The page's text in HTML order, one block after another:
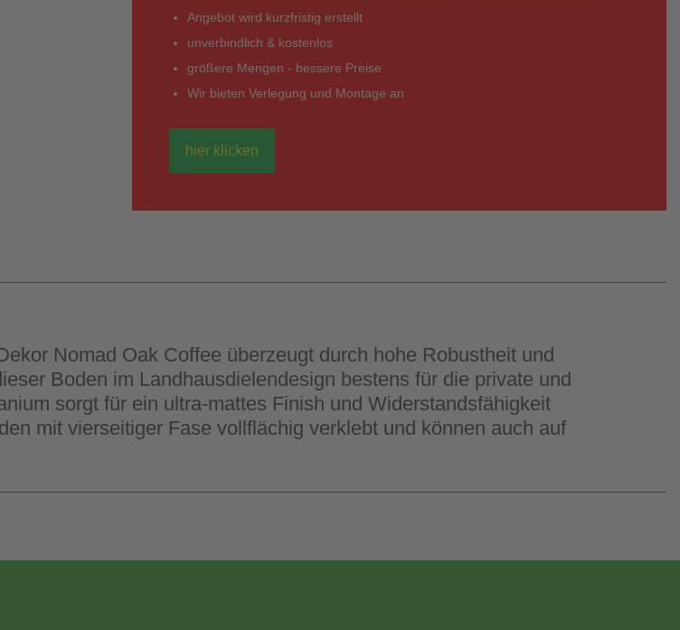
Angebot wird kurzfristig erstellt
unverbindlich & kostenlos
größere Mengen - bessere Preise
Wir bieten Verlegung und Montage an
hier klicken
Nomad Oak Coffee überzeugt durch hohe Robustheit und
Boden im Landhausdielendesign bestens für die private und
sorgt für ein ultra-mattes Finish und Widerstandsfähigkeit
mit vierseitiger Fase vollflächig verklebt und können auch auf